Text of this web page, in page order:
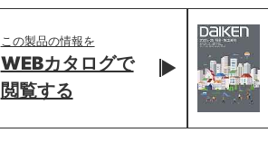
この製品の情報を
WEBカタログで
閲覧する